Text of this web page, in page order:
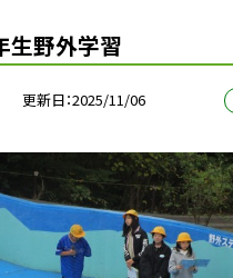
生野外学習
更新日 2025/11/06